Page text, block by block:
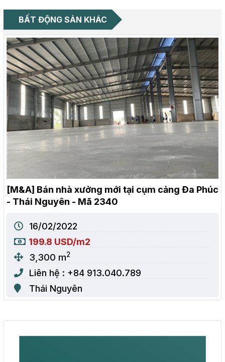
BẤT ĐỘNG SẢN KHÁC
[M&A] Bán nhà xưởng mới tại cụm cảng Đa Phúc
- Thái Nguyên - Mã 2340
16/02/2022
199.8 USD/m2
3,300 m2
Liên hệ : +84 913.040.789
Thái Nguyên